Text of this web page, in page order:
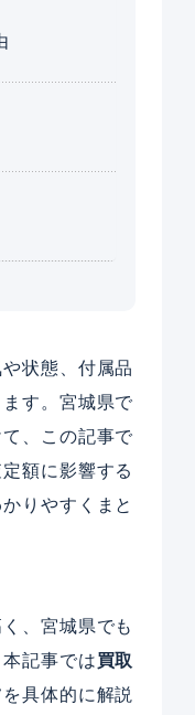
状態、付属品
す。宮城県で
、この記事で
額に影響する
りやすくまと
、宮城県でも
記事では買取
を具体的に解説